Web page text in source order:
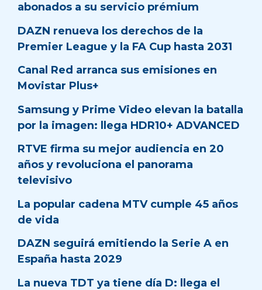
abonados a su servicio prémium
DAZN renueva los derechos de la
Premier League y la FA Cup hasta 2031
Canal Red arranca sus emisiones en
Movistar Plus+
Samsung y Prime Video elevan la batalla
por la imagen: llega HDR10+ ADVANCED
RTVE firma su mejor audiencia en 20
años y revoluciona el panorama
televisivo
La popular cadena MTV cumple 45 años
de vida
DAZN seguirá emitiendo la Serie A en
España hasta 2029
La nueva TDT ya tiene día D: llega el